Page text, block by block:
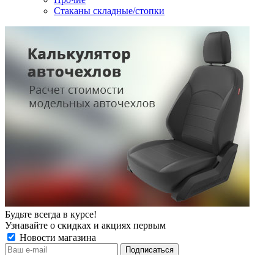
Стаканы складные/стопки
Будьте всегда в курсе!
Узнавайте о скидках и акциях первым
Новости магазина